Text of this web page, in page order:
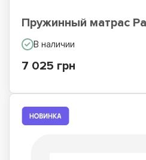
Пружинный матрас
В наличии
7 025 грн